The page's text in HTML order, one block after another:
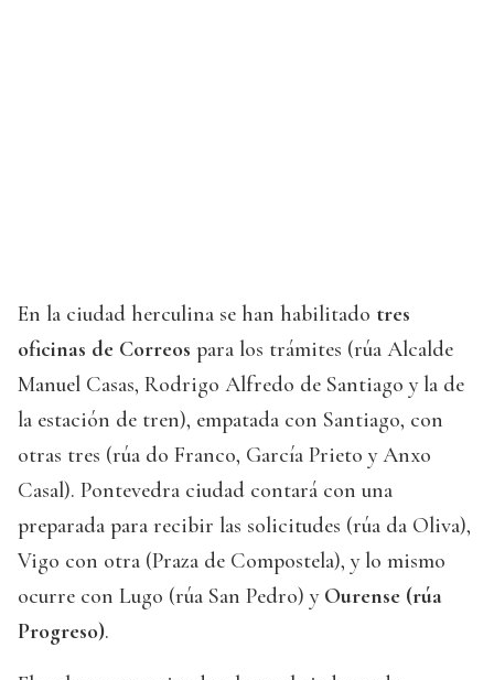
En la ciudad herculina se han habilitado tres
oficinas de Correos para los trámites (rúa Alcalde
Manuel Casas, Rodrigo Alfredo de Santiago y la de
la estación de tren), empatada con Santiago, con
otras tres (rúa do Franco, García Prieto y Anxo
Casal). Pontevedra ciudad contará con una
preparada para recibir las solicitudes (rúa da Oliva),
Vigo con otra (Praza de Compostela), y lo mismo
ocurre con Lugo (rúa San Pedro) y Ourense (rúa
Progreso).